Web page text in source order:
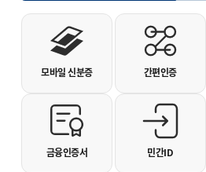
개인사용자 로그인
모바일 신분증 간편인증
금융인증서 민간ID